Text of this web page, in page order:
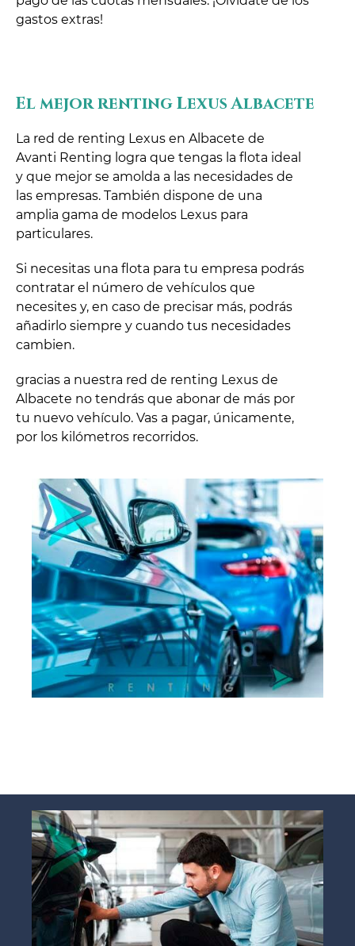
gastos extras!
El mejor renting Lexus Albacete
La red de renting Lexus en Albacete de
Avanti Renting logra que tengas la flota ideal
y que mejor se amolda a las necesidades de
las empresas. También dispone de una
amplia gama de modelos Lexus para
particulares.
Si necesitas una flota para tu empresa podrás
contratar el número de vehículos que
necesites y, en caso de precisar más, podrás
añadirlo siempre y cuando tus necesidades
cambien.
gracias a nuestra red de renting Lexus de
Albacete no tendrás que abonar de más por
tu nuevo vehículo. Vas a pagar, únicamente,
por los kilómetros recorridos.